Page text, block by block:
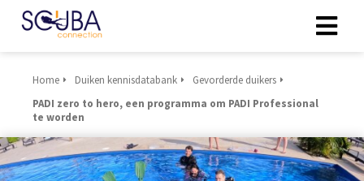
Home Duiken kennisdatabank
Gevorderde duikers
PADI zero to hero, een programma om PADI Professional
te worden